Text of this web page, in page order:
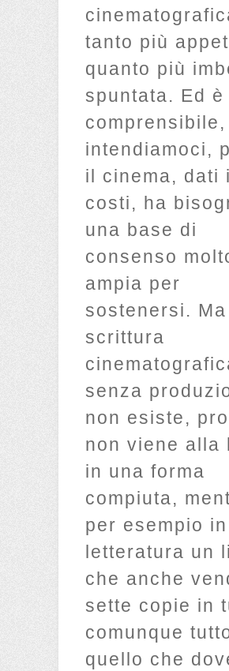
tanto più
quanto più
spuntata. Ed è
comprensibile,
intendiamoci,
il cinema, dati
costi, ha
una base di
consenso
ampia per
sostenersi.
scrittura
senza
non esiste,
non viene alla
in una forma
compiuta,
per esempio in
letteratura un
che anche
sette copie in
comunque
quello che